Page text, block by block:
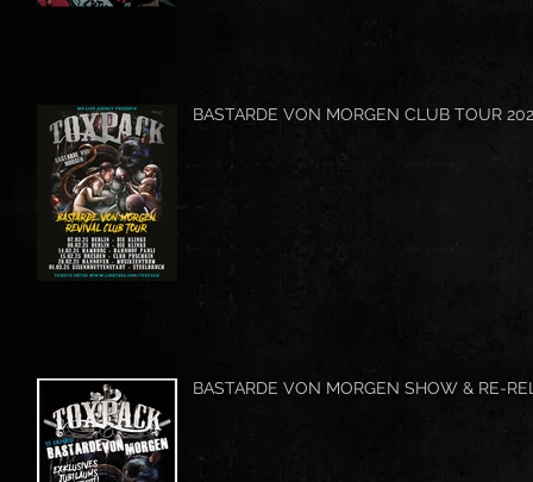
BASTARDE VON MORGEN CLUB TOUR
BASTARDE VON MORGEN SHOW & RE-